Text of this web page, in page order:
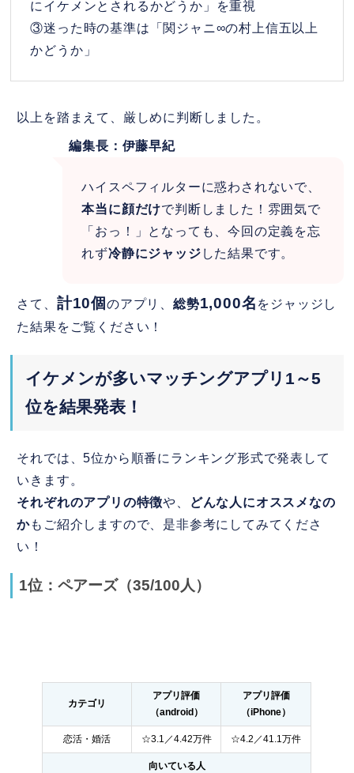
にイケメンとされるかどうか」を重視
③迷った時の基準は「関ジャニ∞の村上信五以上
かどうか」
以上を踏まえて、厳しめに判断しました。
編集長：伊藤早紀
ハイスペフィルターに惑わされないで、
本当に顔だけで判断しました！雰囲気で
「おっ！」となっても、今回の定義を忘
れず冷静にジャッジ した結果です。
さて、 計10個のアプリ、総勢1,000名 をジャッジし
た結果をご覧ください！
イケメンが多いマッチングアプリ1～5
位を結果発表！
それでは、5位から順番にランキング形式で発表して
いきます。
それぞれのアプリの特徴や、
どんな人にオススメなの
かもご紹介しますので、是非参考にしてみてくださ
い！
1位：ペアーズ（35/100人）
カテゴリ
アプリ評価
（android）
アプリ評価
（iPhone）
恋活・婚活 ☆3.1／4.42万件 ☆4.2／41.1万件
向いている人